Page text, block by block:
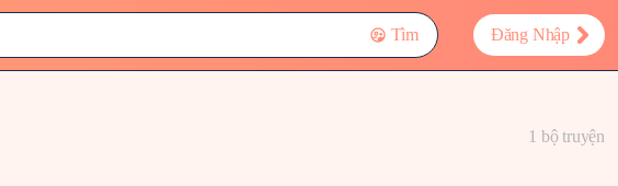
Tìm Đăng Nhập
1 bộ truyện